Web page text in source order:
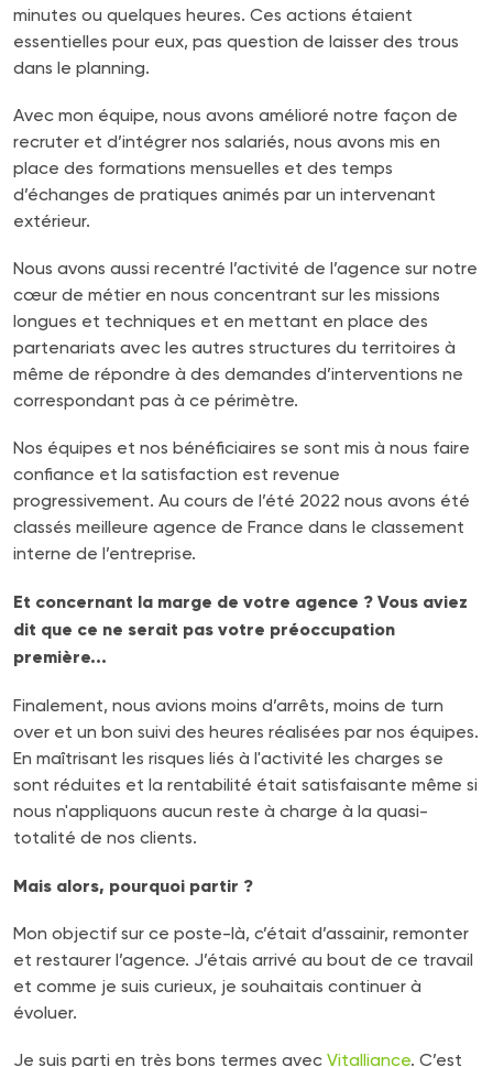
minutes ou quelques heures. Ces actions étaient
essentielles pour eux, pas question de laisser des trous
dans le planning.
Avec mon équipe, nous avons amélioré notre façon de
recruter et d’intégrer nos salariés, nous avons mis en
place des formations mensuelles et des temps
d’échanges de pratiques animés par un intervenant
extérieur.
Nous avons aussi recentré l’activité de l’agence sur notre
cœur de métier en nous concentrant sur les missions
longues et techniques et en mettant en place des
partenariats avec les autres structures du territoires à
même de répondre à des demandes d’interventions ne
correspondant pas à ce périmètre.
Nos équipes et nos bénéficiaires se sont mis à nous faire
confiance et la satisfaction est revenue
progressivement. Au cours de l’été 2022 nous avons été
classés meilleure agence de France dans le classement
interne de l’entreprise.
Et concernant la marge de votre agence ? Vous aviez
dit que ce ne serait pas votre préoccupation
première...
Finalement, nous avions moins d’arrêts, moins de turn
over et un bon suivi des heures réalisées par nos équipes.
En maîtrisant les risques liés à l'activité les charges se
sont réduites et la rentabilité était satisfaisante même si
nous n'appliquons aucun reste à charge à la quasi-
totalité de nos clients.
Mais alors, pourquoi partir ?
Mon objectif sur ce poste-là, c’était d’assainir, remonter
et restaurer l’agence. J’étais arrivé au bout de ce travail
et comme je suis curieux, je souhaitais continuer à
évoluer.
Je suis parti en très bons termes avec Vitalliance. C’est